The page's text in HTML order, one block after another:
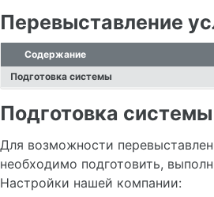
Быстрый старт
О системе
Рабочая таблица
Аналитика
Меню пользователя
Перевыставление
Содержание
Подготовка системы
Подготовка системы
Для возможности
необходимо подготовить,
Настройки нашей компании: